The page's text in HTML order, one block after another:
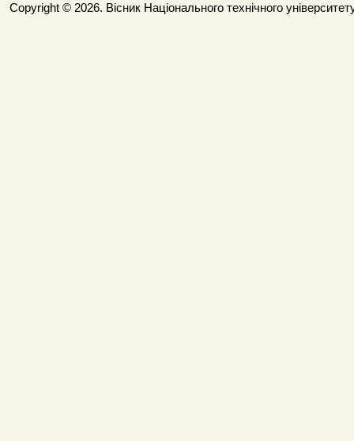
Copyright © 2026. Вісник Національного технічного